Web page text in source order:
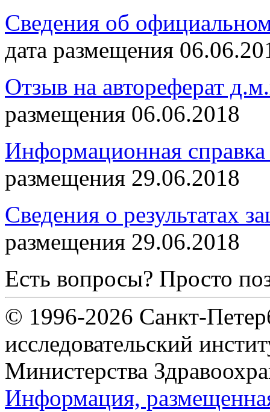
Сведения об
дата размещения
Отзыв на автореферат
размещения 06.06.2018
Информационная
размещения 29.06.2018
Сведения о результатах
размещения 29.06.2018
Есть вопросы? Просто
© 1996-2026 Санкт-
исследовательский
Министерства
Информация,